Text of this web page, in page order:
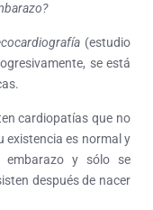
(estudio
se está
cardiopatías que no
existencia es normal y
embarazo y sólo se
después de nacer